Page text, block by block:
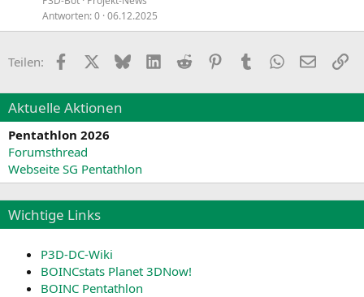
Antworten 0 06.12.2025
Teilen: Facebook BlueskyLinkedIn
Reddit PinterestTumblr WhatsApp
E-Mail
Aktuelle Aktionen
Pentathlon 2026
Forumsthread
Webseite SG Pentathlon
Wichtige Links
P3D-DC-Wiki
BOINCstats Planet 3DNow!
BOINC Pentathlon